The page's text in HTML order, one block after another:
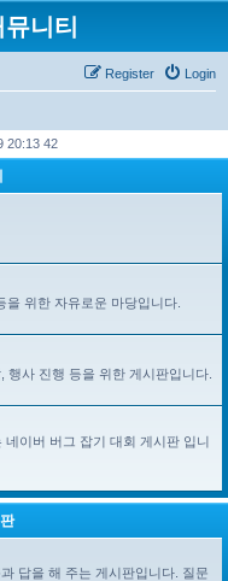
니티
Login
Register
20:13 42
위한 자유로운 마당입니다.
행사 진행 등을 위한 게시판입니다.
이버 버그 잡기 대회 게시판 입니
답을 해 주는 게시판입니다. 질문